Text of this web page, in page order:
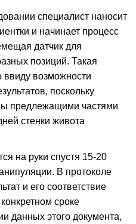
специалист наносит
и начинает процесс
датчик для
позиций. Такая
ввиду возможности
поскольку
предлежащими частями
стенки живота
на руки спустя 15-20
В протоколе
и его соответствие
сроке
данных этого документа,